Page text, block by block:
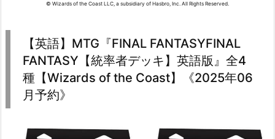
© Wizards of the Coast LLC, a subsidiary of Hasbro, Inc. All Rights Reserved.
【英語】MTG『FINAL FANTASYFINAL
FANTASY【統率者デッキ】英語版』全4
種【Wizards of the Coast】《2025年06
月予約》